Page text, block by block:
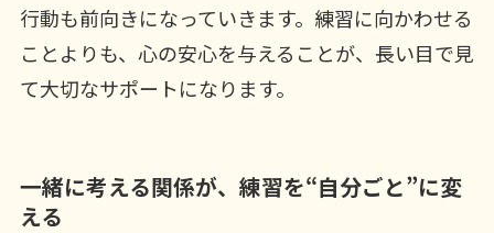
行動も前向きになっていきます。練習に向かわせる
ことよりも、心の安心を与えることが、長い目で見
て大切なサポートになります。
一緒に考える関係が、練習を“自分ごと”に変
える